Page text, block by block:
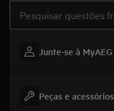
Junte-se à MyAEG
Peças e acessórios